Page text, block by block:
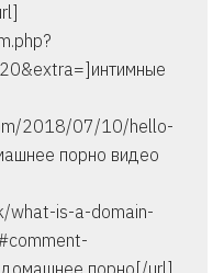
2018/07/10/hello-
порно видео
what-is-a-domain-